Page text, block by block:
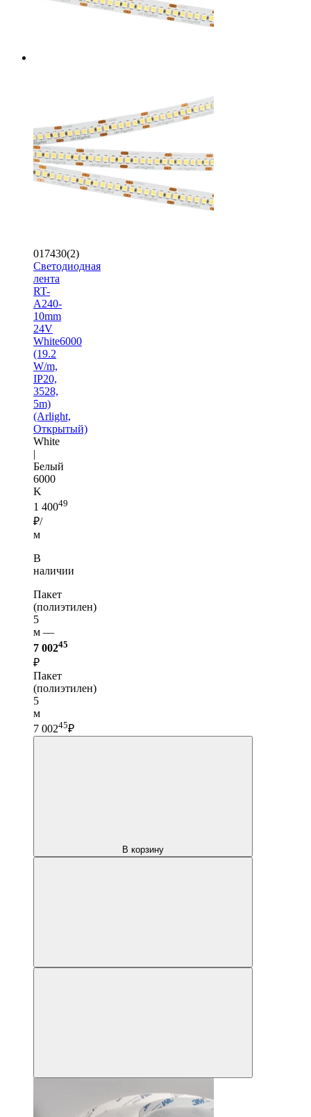
017430(2)
Светодиодная
лента
RT-
A240-
10mm
24V
White6000
(19.2
W/m,
IP20,
3528,
5m)
(Arlight,
Открытый)
White
|
Белый
6000
K
1 40049
₽/
м
В
наличии
Пакет
(полиэтилен)
5
м —
7 00245
₽
Пакет
(полиэтилен)
5
м
7 00245₽
В корзину